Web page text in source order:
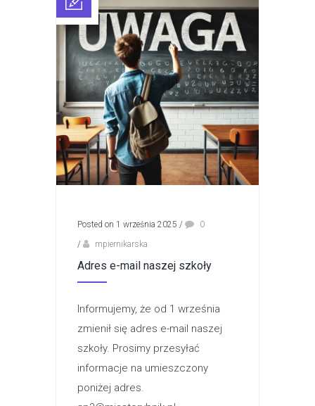
Posted on 1 września 2025 /
0
/
mpiernikarska
Adres e-mail naszej szkoły
Informujemy, że od 1 września
zmienił się adres e-mail naszej
szkoły. Prosimy przesyłać
informacje na umieszczony
poniżej adres.